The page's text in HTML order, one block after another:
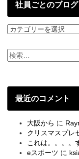
社員ごとのブログ
社
ご
と
ロ
最近のコメント
大阪から に
クリスマスプレ
これは。。。。
eスポーツ に